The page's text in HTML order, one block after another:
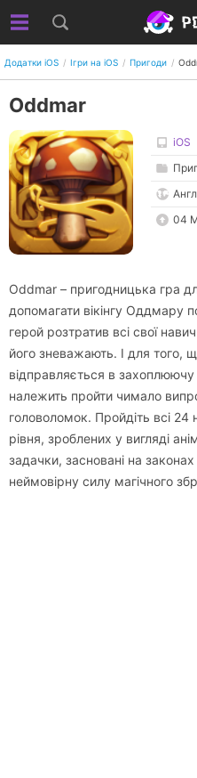
Додатки iOS Ігри на iOS Пригоди
Oddmar
iOS
04
Oddmar – пригодницька гра
допомагати вікінгу Оддмару
герой розтратив всі свої
його зневажають. І для того,
відправляється в
належить пройти чимало
головоломок. Пройдіть всі
рівня, зроблених у вигляді
задачки, засновані на
неймовірну силу магічного